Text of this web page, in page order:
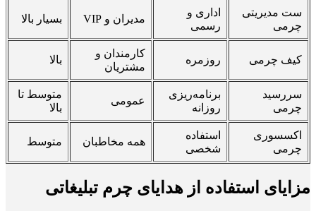
ست مدیریتی
چرمی
اداری و
رسمی
مدیران و VIP بسیار بالا
کیف چرمی روزمره
کارمندان و
مشتریان
بالا
سررسید
چرمی
برنامه‌ریزی
روزانه
عمومی
متوسط تا
بالا
اکسسوری
چرمی
استفاده
شخصی
همه مخاطبان متوسط
مزایای استفاده از هدایای چرم تبلیغاتی